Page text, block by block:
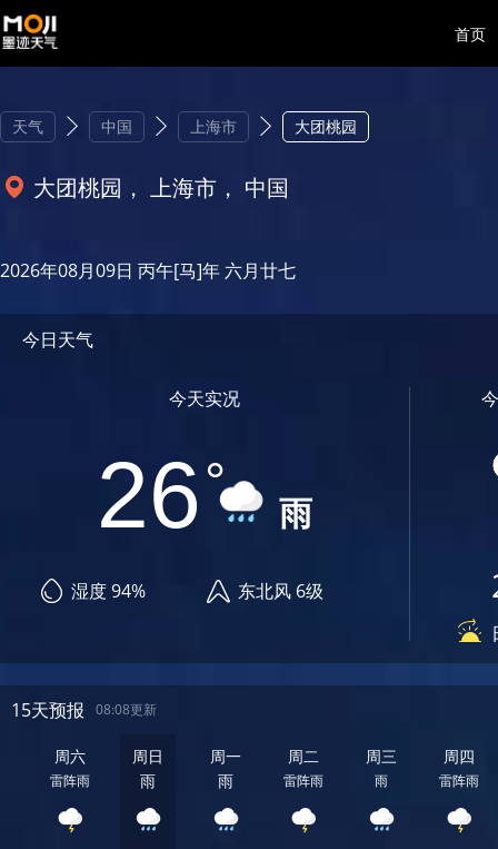
首页
天气 中国 上海市 大团桃园
大团桃园， 上海市， 中国
2026年08月09日 丙午[马]年 六月廿七
今日天气
今天实况
26 雨
湿度 94% 东北风 6级
15天预报 08:08更新
周六
雷阵雨
周日
雨
周一
雨
周二
雷阵雨
周三
雨
周四
雷阵雨